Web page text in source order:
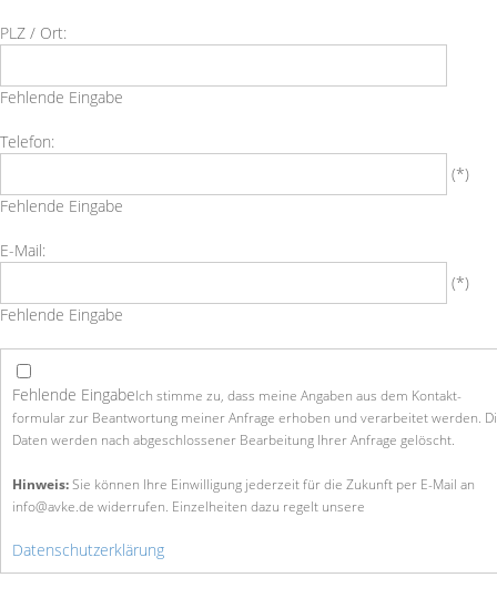
PLZ / Ort:
Ort
Fehlende Eingabe
Telefon:
(*)
Fehlende Eingabe
E-Mail:
(*)
Fehlende Eingabe
Fehlende EingabeIch stimme zu, dass meine Angaben aus dem Kontakt­
formular zur Beantwortung meiner Anfrage erhoben und verarbeitet werden.
Daten werden nach abgeschlossener Bearbeitung Ihrer Anfrage gelöscht.
Hinweis:Sie können Ihre Einwilligung jederzeit für die Zukunft per E-Mail an
info@avke.de widerrufen. Einzelheiten dazu regelt unsere
Datenschutzerklärung